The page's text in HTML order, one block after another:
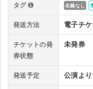
特定商取引法に基づく表記
不正転売禁止法について
チケットジャムの取り組み
タグ 名義なし
発送方法 電子チ
チケットの発
券状態
未発券
発送予定 公演よ